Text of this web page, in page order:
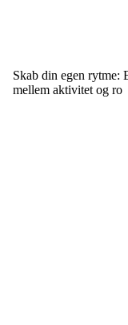
Skab din egen rytme:
mellem aktivitet og ro